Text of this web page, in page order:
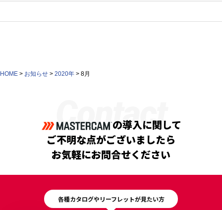
HOME > お知らせ > 2020年 > 8月
Contact
の導入に関して
ご不明な点がございましたら
お気軽にお問合せください
各種カタログやリーフレットが見たい方